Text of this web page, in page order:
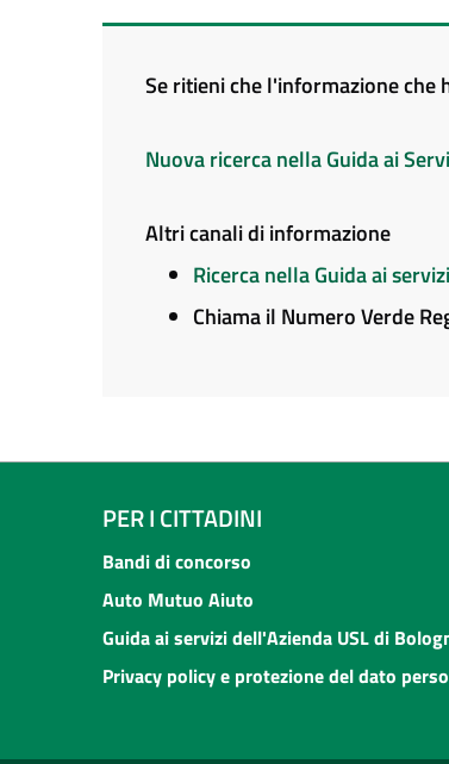
Se ritieni che l'informazione che
Nuova ricerca nella Guida ai
Altri canali di informazione
Ricerca nella Guida ai
Chiama il Numero Verde
PER I CITTADINI
Bandi di concorso
Auto Mutuo Aiuto
Guida ai servizi dell'Azienda USL di
Privacy policy e protezione del dato